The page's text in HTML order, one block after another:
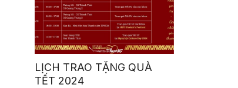
LỊCH TRAO TẶNG QUÀ
TẾT 2024